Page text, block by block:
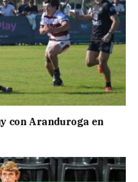
con Aranduroga en